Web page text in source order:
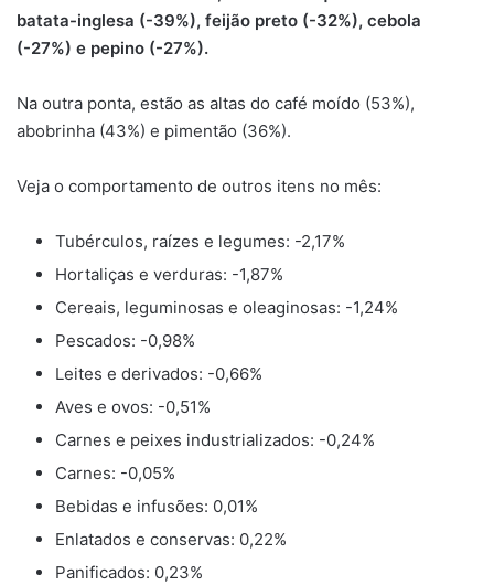
batata-inglesa (-39%), feijão preto (-32%), cebola
(-27%) e pepino (-27%).
Na outra ponta, estão as altas do café moído (53%),
abobrinha (43%) e pimentão (36%).
Veja o comportamento de outros itens no mês:
Tubérculos, raízes e legumes: -2,17%
Hortaliças e verduras: -1,87%
Cereais, leguminosas e oleaginosas: -1,24%
Pescados: -0,98%
Leites e derivados: -0,66%
Aves e ovos: -0,51%
Carnes e peixes industrializados: -0,24%
Carnes: -0,05%
Bebidas e infusões: 0,01%
Enlatados e conservas: 0,22%
Panificados: 0,23%